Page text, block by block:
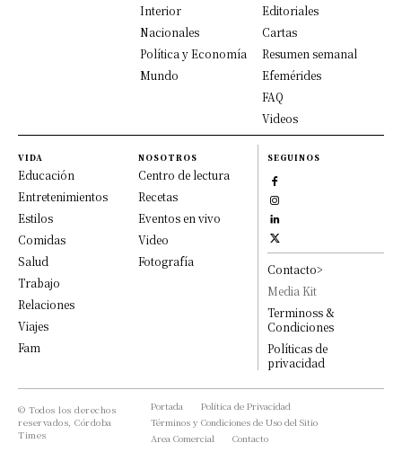
Interior
Nacionales
Política y Economía
Mundo
Editoriales
Cartas
Resumen semanal
Efemérides
FAQ
Videos
VIDA
Educación
Entretenimientos
Estilos
Comidas
Salud
Trabajo
Relaciones
Viajes
Fam
NOSOTROS
Centro de lectura
Recetas
Eventos en vivo
Video
Fotografía
SEGUINOS
Contacto>
Media Kit
Terminoss &
Condiciones
Políticas de
privacidad
© Todos los derechos
reservados, Córdoba
Times
Portada
Política de Privacidad
Términos y Condiciones de Uso del Sitio
Area Comercial
Contacto